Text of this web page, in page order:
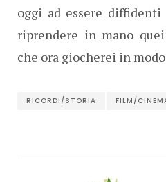
oggi ad essere diffidenti
riprendere in mano
che ora giocherei in
RICORDI/STORIA FILM/